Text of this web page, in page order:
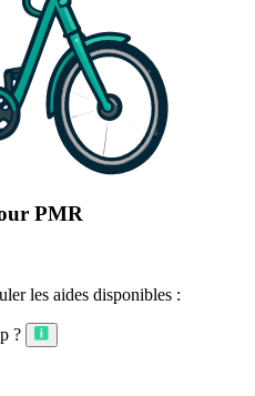
PMR
les aides disponibles :
?